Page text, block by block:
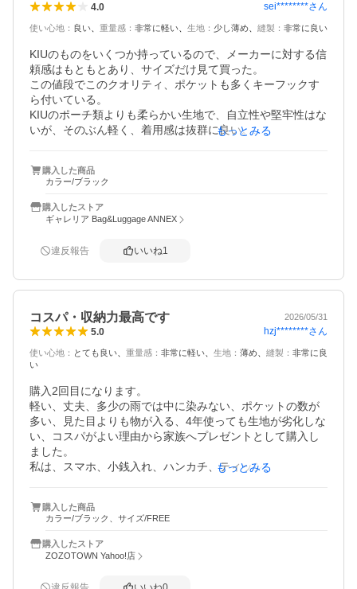
4.0 sei********さん
使い心地 ： 良い 重量感 ： 非常に軽い 生地 ： 少し薄め 縫製 ： 非常に良い
KIUのものをいくつか持っているので、メーカーに対する信
頼感はもともとあり、サイズだけ見て買った。
この値段でこのクオリティ、ポケットも多くキーフックす
ら付いている。
KIUのポーチ類よりも柔らかい生地で、自立性や堅牢性はな
いが、そのぶん軽く、着用感は抜群に良い。
ンドが付いているものの、それでも持て余すくらいに長い
ので、そこだけはマイナス。関取が斜め掛けするのに対応
できるくらいの長さを腰に巻くと、当然、かなーり余る。
もっとみる
購入した商品
カラー/ブラック
購入したストア
ギャレリア Bag&Luggage ANNEX
違反報告 いいね1
コスパ・収納力最高です 2026/05/31
5.0 hzj********さん
使い心地 ： とても良い 重量感 ： 非常に軽い 生地 ： 薄め 縫製 ： 非常に良
い
購入2回目になります。
軽い、丈夫、多少の雨では中に染みない、ポケットの数が
多い、見た目よりも物が入る、4年使っても生地が劣化しな
い、コスパがよい理由から家族へプレゼントとして購入し
ました。
私は、スマホ、小銭入れ、ハンカチ、ティッシュ、日傘、5
では入らないので外側に付いてる輪っかを利用していま
もっとみる
購入した商品
カラー/ブラック、サイズ/FREE
購入したストア
ZOZOTOWN Yahoo!店